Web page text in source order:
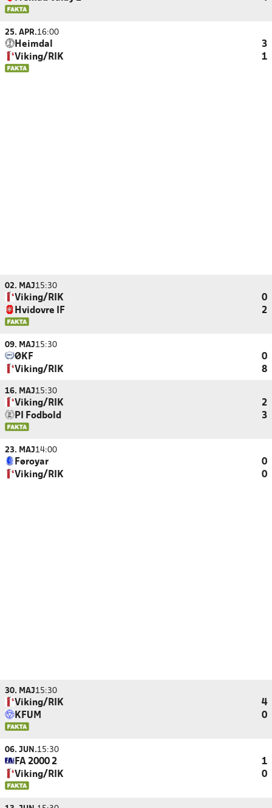
25. APR.16:00
Heimdal
3
Viking/RIK
1
02. MAJ15:30
Viking/RIK
0
Hvidovre IF
2
09. MAJ15:30
ØKF
0
Viking/RIK
8
16. MAJ15:30
Viking/RIK
2
PI Fodbold
3
23. MAJ14:00
Føroyar
0
Viking/RIK
0
30. MAJ15:30
Viking/RIK
4
KFUM
0
06. JUN.15:30
FA 2000 2
1
Viking/RIK
0